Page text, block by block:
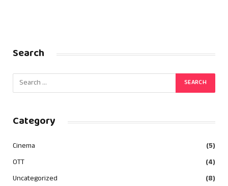
Search
Category
Cinema
(5)
OTT
(4)
Uncategorized
(8)